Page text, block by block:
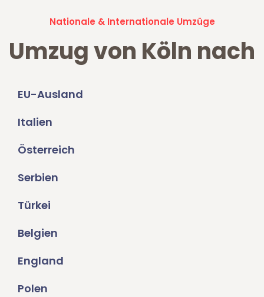
Nationale & Internationale Umzüge
Umzug von Köln nach
EU-Ausland
Italien
Österreich
Serbien
Türkei
Belgien
England
Polen